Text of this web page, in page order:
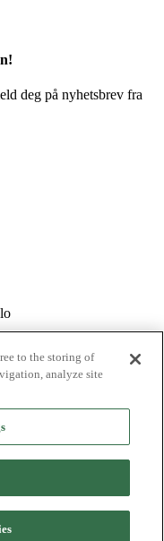
deg på nyhetsbrev fra
to the storing of
analyze site